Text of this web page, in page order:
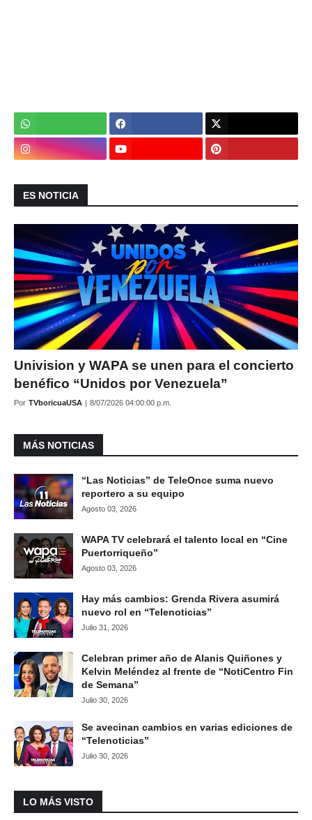
ES NOTICIA
Univision y WAPA se unen para el concierto
benéfico “Unidos por Venezuela”
Por TVboricuaUSA | 8/07/2026 04:00:00 p.m.
MÁS NOTICIAS
“Las Noticias” de TeleOnce suma nuevo
reportero a su equipo
Agosto 03, 2026
WAPA TV celebrará el talento local en “Cine
Puertorriqueño”
Agosto 03, 2026
Hay más cambios: Grenda Rivera asumirá
nuevo rol en “Telenoticias”
Julio 31, 2026
Celebran primer año de Alanis Quiñones y
Kelvin Meléndez al frente de “NotiCentro Fin
de Semana”
Julio 30, 2026
Se avecinan cambios en varias ediciones de
“Telenoticias”
Julio 30, 2026
LO MÁS VISTO